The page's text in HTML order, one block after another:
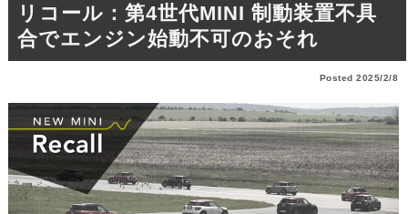
リコール：第4世代MINI 制動装置不具
合でエンジン始動不可のおそれ
Posted 2025/2/8